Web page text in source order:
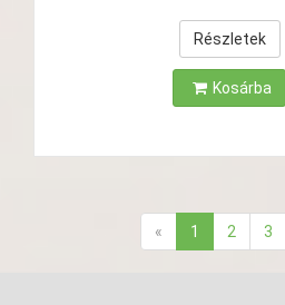
Részletek
Kosárba
« 1 2 3